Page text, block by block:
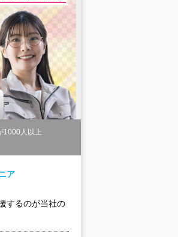
1000人以上
ア
のが当社の